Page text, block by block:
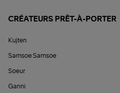
CRÉATEURS PRÊT-À-PORTER
Kujten
Samsoe Samsoe
Soeur
Ganni